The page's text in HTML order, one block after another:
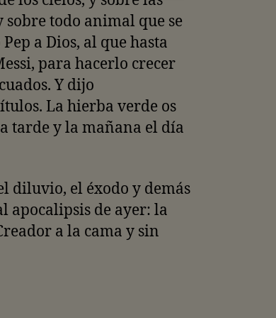
sobre todo animal que se
a Dios, al que hasta
para hacerlo crecer
Y dijo
La hierba verde os
tarde y la mañana el día
diluvio, el éxodo y demás
apocalipsis de ayer: la
a la cama y sin